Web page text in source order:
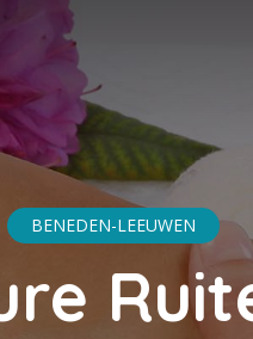
BENEDEN-LEEUWEN